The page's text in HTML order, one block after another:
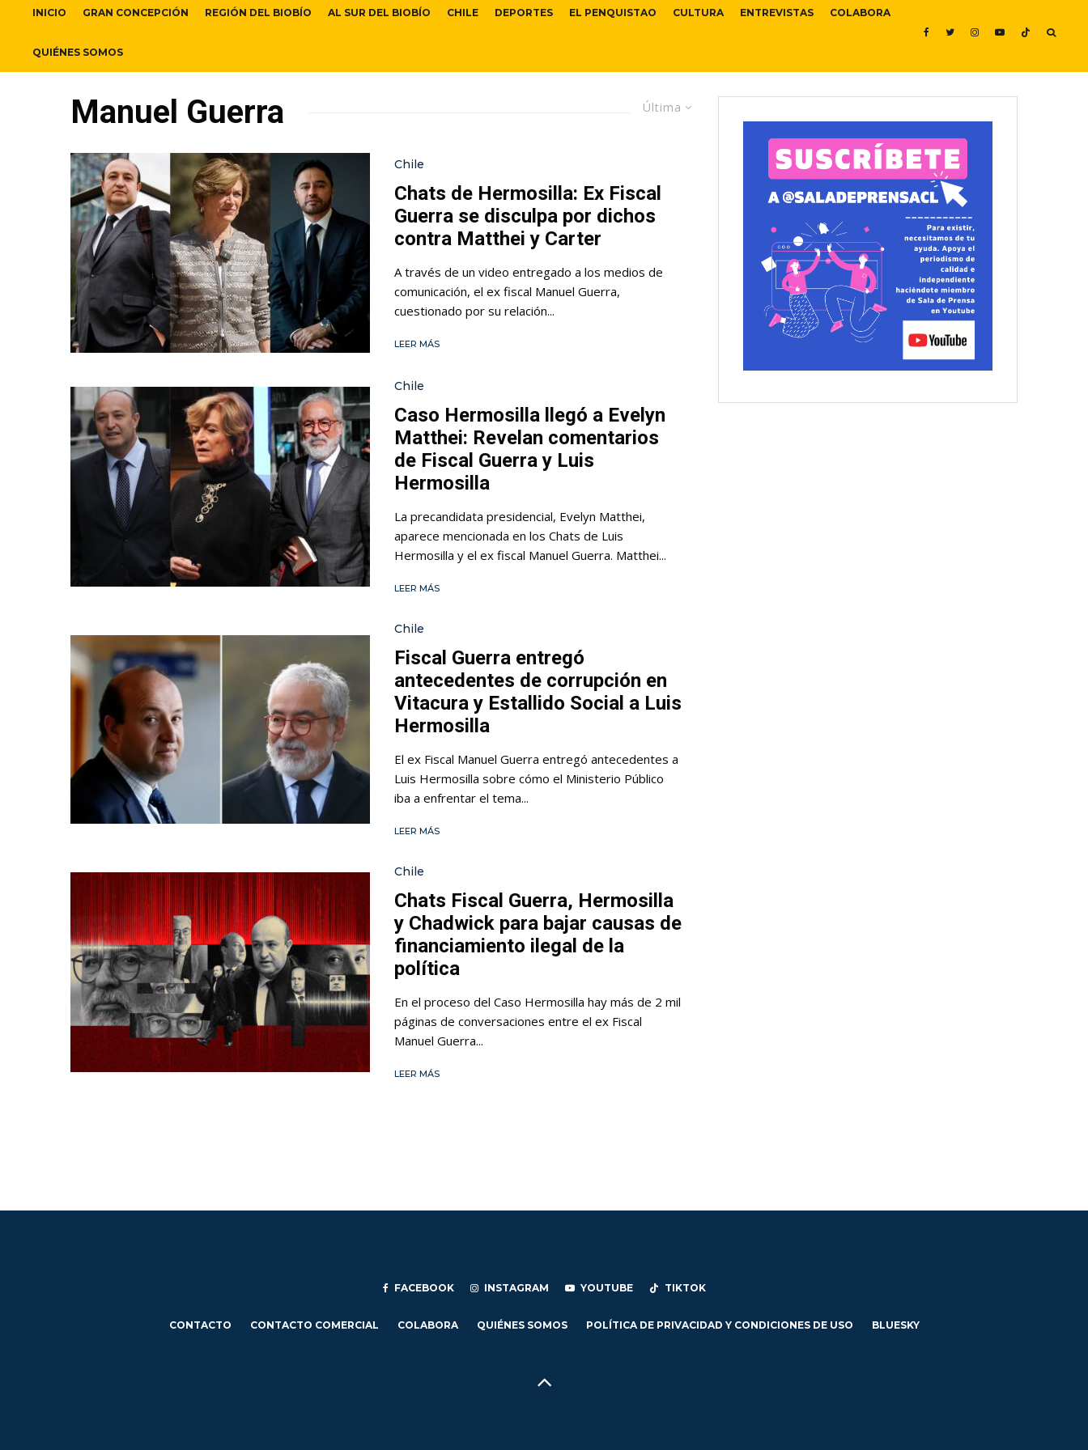
INICIO GRAN CONCEPCIÓN REGIÓN DEL BIOBÍO AL SUR DEL BIOBÍO CHILE DEPORTES EL PENQUISTAO CULTURA ENTREVISTAS COLABORA
QUIÉNES SOMOS
Última
Manuel Guerra
Chile
Chats de Hermosilla: Ex Fiscal
Guerra se disculpa por dichos
contra Matthei y Carter
A través de un video entregado a los medios de
comunicación, el ex fiscal Manuel Guerra,
cuestionado por su relación...
LEER MÁS
Chile
Caso Hermosilla llegó a Evelyn
Matthei: Revelan comentarios
de Fiscal Guerra y Luis
Hermosilla
La precandidata presidencial, Evelyn Matthei,
aparece mencionada en los Chats de Luis
Hermosilla y el ex fiscal Manuel Guerra. Matthei...
LEER MÁS
Chile
Fiscal Guerra entregó
antecedentes de corrupción en
Vitacura y Estallido Social a Luis
Hermosilla
El ex Fiscal Manuel Guerra entregó antecedentes a
Luis Hermosilla sobre cómo el Ministerio Público
iba a enfrentar el tema...
LEER MÁS
Chile
Chats Fiscal Guerra, Hermosilla
y Chadwick para bajar causas de
financiamiento ilegal de la
política
En el proceso del Caso Hermosilla hay más de 2 mil
páginas de conversaciones entre el ex Fiscal
Manuel Guerra...
LEER MÁS
FACEBOOK INSTAGRAM YOUTUBE TIKTOK
CONTACTO CONTACTO COMERCIAL COLABORA QUIÉNES SOMOS POLÍTICA DE PRIVACIDAD Y CONDICIONES DE USO BLUESKY